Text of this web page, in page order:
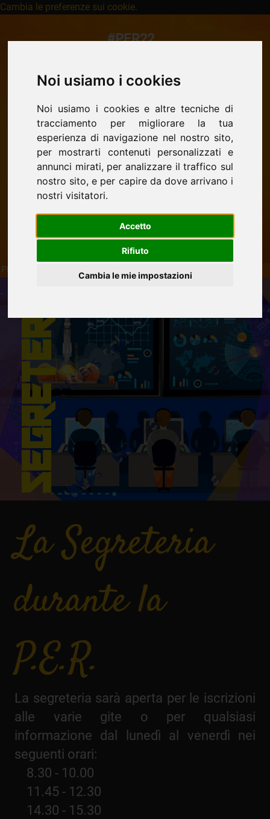
Noi usiamo i cookies
Noi usiamo i cookies e altre tecniche di
tracciamento per migliorare la tua
esperienza di navigazione nel nostro sito,
per mostrarti contenuti personalizzati e
annunci mirati, per analizzare il traffico sul
nostro sito, e per capire da dove arrivano i
nostri visitatori.
Accetto
Rifiuto
Cambia le mie impostazioni
Cambia le preferenze sui cookie.
#PER22
CHI SIAMO
LA NOSTRA STORIA
ORATORIO
SCUOLA
CINEMA
CONTATTI
PROPOSTA ESTATE RAGAZZI Oratorio don Bosco
La Segreteria
durante la
P.E.R.
La segreteria sarà aperta per le iscrizioni
alle varie gite o per qualsiasi
informazione dal lunedì al venerdì nei
seguenti orari:
8.30 - 10.00
11.45 - 12.30
14.30 - 15.30